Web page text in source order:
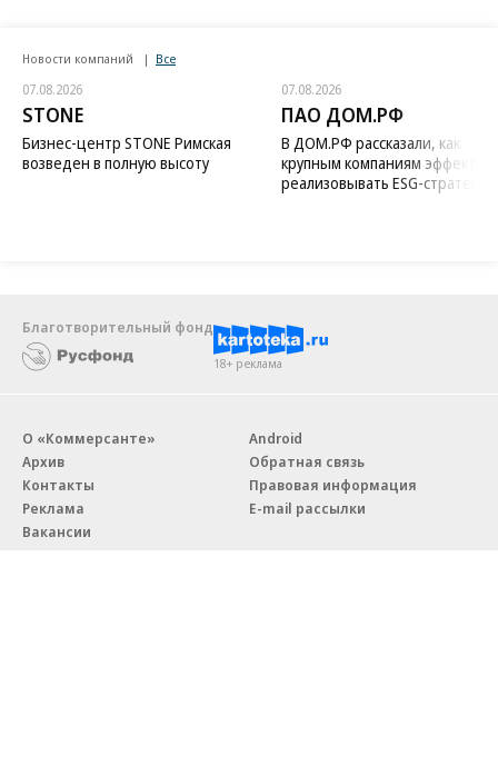
Новости компаний Все
07.08.2026
STONE
Бизнес-центр STONE Римская
возведен в полную высоту
07.08.2026
ПАО ДОМ.РФ
В ДОМ.РФ рассказали, как
крупным компаниям
реализовывать ESG-стратегию
Благотворительный фонд
18+ реклама
О «Коммерсанте»
Архив
Контакты
Реклама
Вакансии
Android
Обратная связь
Правовая информация
E-mail рассылки